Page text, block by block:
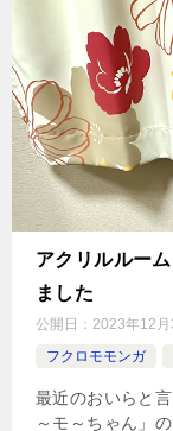
アクリルルー
ました
公開日： 2023年12月
フクロモモンガ
最近のおいらと
～モ～ちゃん」